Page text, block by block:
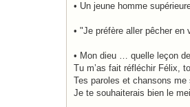
• Un jeune homme
• "Je préfère aller pêcher
• Mon dieu … quelle leçon
Tu m’as fait réfléchir Félix,
Tes paroles et chansons
Je te souhaiterais bien le